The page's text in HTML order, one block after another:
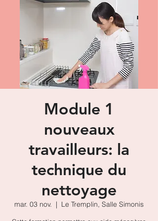
Module 1
nouveaux
travailleurs: la
technique du
nettoyage
mar. 03 nov.
  |
Le Tremplin, Salle Simonis